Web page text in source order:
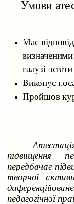
Умови
Має
галузі освіти
Виконує
Пройшов
підвищення
передбачає
творчої
педагогічної